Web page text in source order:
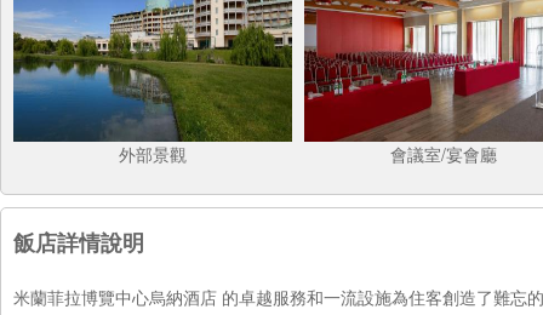
外部景觀 會議室/宴會廳
飯店詳情說明
米蘭菲拉博覽中心烏納酒店 的卓越服務和一流設施為住客創造了難